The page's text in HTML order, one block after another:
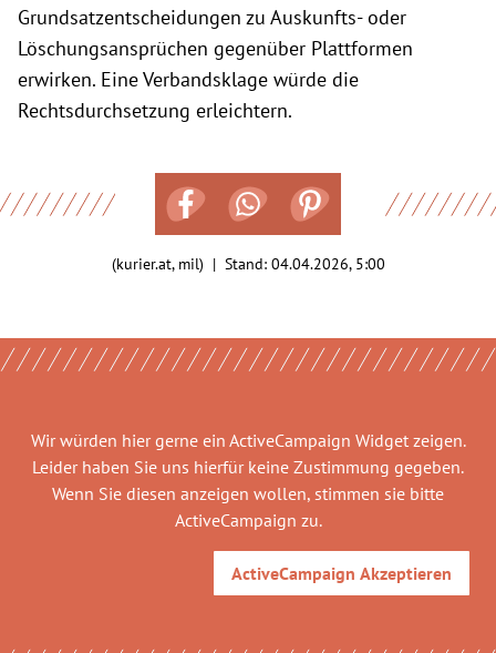
Grundsatzentscheidungen zu Auskunfts- oder
Löschungsansprüchen gegenüber Plattformen
erwirken. Eine Verbandsklage würde die
Rechtsdurchsetzung erleichtern.
(kurier.at, mil) | Stand: 04.04.2026, 5:00
Wir würden hier gerne ein ActiveCampaign Widgetzeigen.
Leider haben Sie uns hierfür keine Zustimmung gegeben.
Wenn Sie diesen anzeigen wollen, stimmen sie bitte
ActiveCampaign zu.
ActiveCampaign Akzeptieren